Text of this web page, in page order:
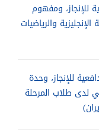
للإنجاز، ومفهوم
والرياضيات
للإنجاز، وحدة
لدى طلاب المرحلة